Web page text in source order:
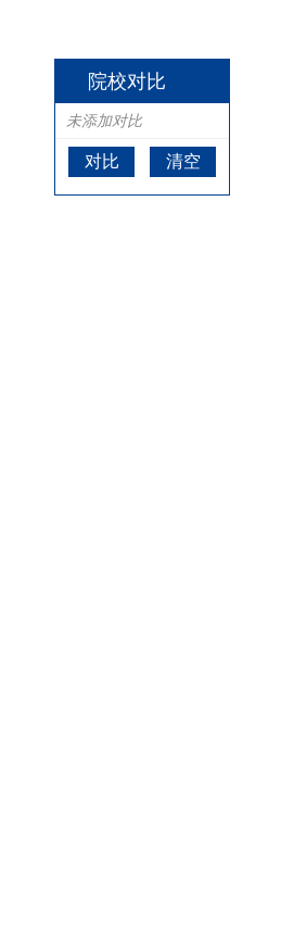
院校对比
未添加对比
对比 清空